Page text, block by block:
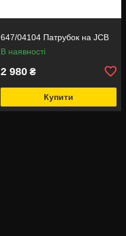
647/04104 Патрубок на JCB
В наявності
2 980 ₴
Купити